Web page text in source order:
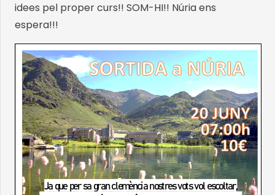
idees pel proper curs!! SOM-HI!! Núria ens
espera!!!